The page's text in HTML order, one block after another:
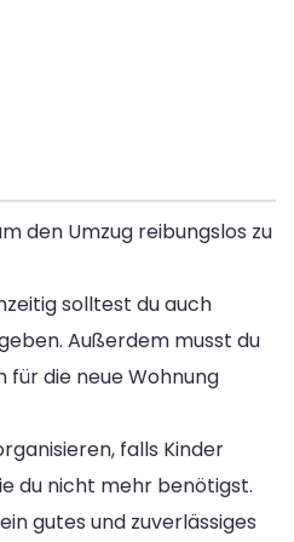
den Umzug reibungslos zu
solltest du auch
Außerdem musst du
für die neue Wohnung
falls Kinder
du nicht mehr benötigst.
gutes und zuverlässiges